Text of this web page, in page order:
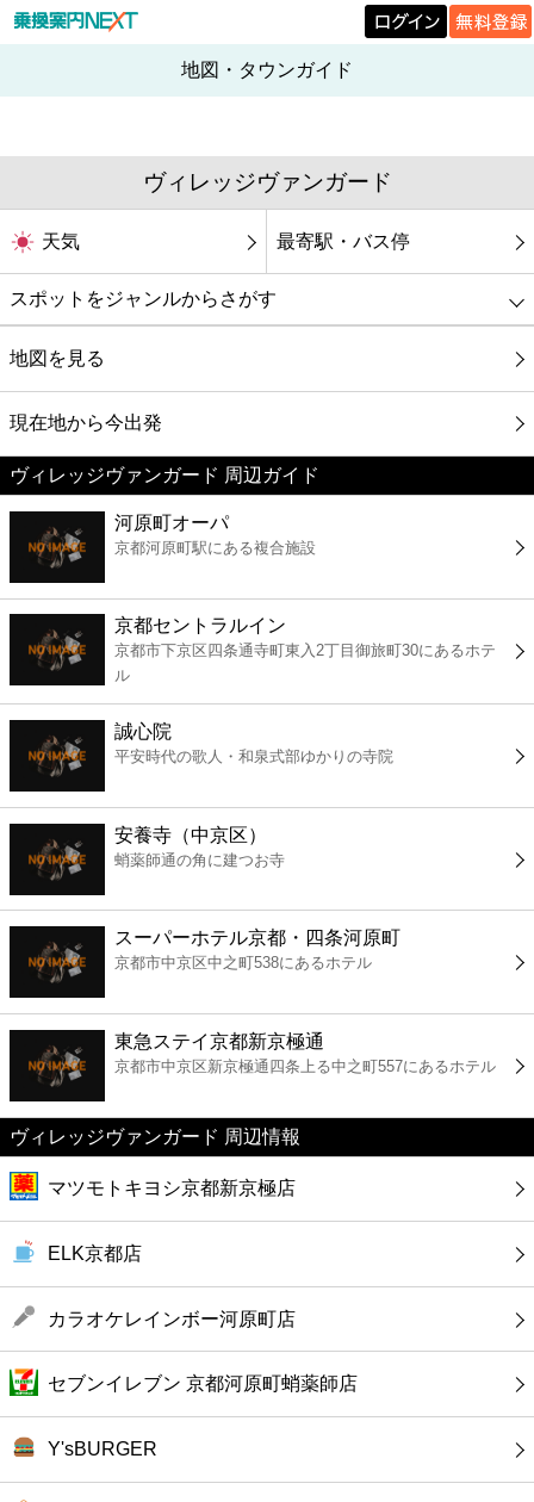
地図・タウンガイド
ヴィレッジヴァンガード
天気 最寄駅・バス停
スポットをジャンルからさがす
グルメ
映画
美容
コンビニ
薬局
スーパー
エンタメ
レジャー
書店
ファミレス
カフェ
ショッピング
銀行
公共
病院
ホテル
地図を見る
現在地から今出発
ヴィレッジヴァンガード 周辺ガイド
河原町オーパ
京都河原町駅にある複合施設
京都セントラルイン
京都市下京区四条通寺町東入2丁目御旅町30にあるホテ
ル
誠心院
平安時代の歌人・和泉式部ゆかりの寺院
安養寺（中京区）
蛸薬師通の角に建つお寺
スーパーホテル京都・四条河原町
京都市中京区中之町538にあるホテル
東急ステイ京都新京極通
京都市中京区新京極通四条上る中之町557にあるホテル
ヴィレッジヴァンガード 周辺情報
マツモトキヨシ京都新京極店
ELK京都店
カラオケレインボー河原町店
セブンイレブン 京都河原町蛸薬師店
Y'sBURGER